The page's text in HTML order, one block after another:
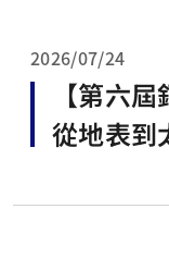
2026/07/24
【第六
從地表到